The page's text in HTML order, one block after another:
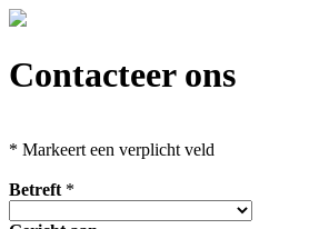
Contacteer ons
* Markeert een verplicht veld
Betreft *